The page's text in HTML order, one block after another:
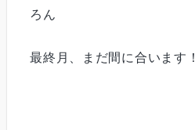
ろん
最終月、まだ間に合います！